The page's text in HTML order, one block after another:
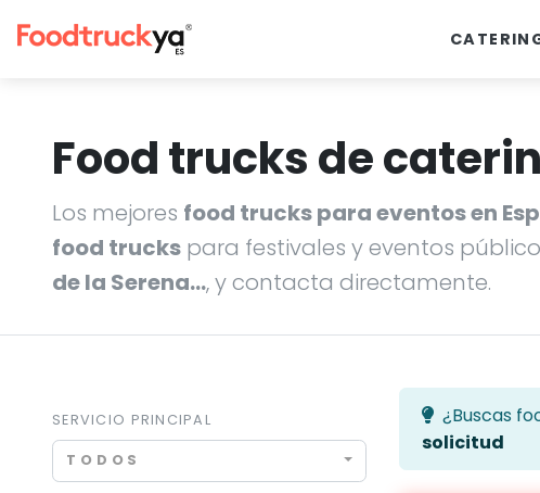
Food trucks de
Los mejores food trucks para eventos en
food trucks para festivales y eventos
de la Serena…, y contacta directamente.
SERVICIO PRINCIPAL
TODOS
¿Buscas
solicitud